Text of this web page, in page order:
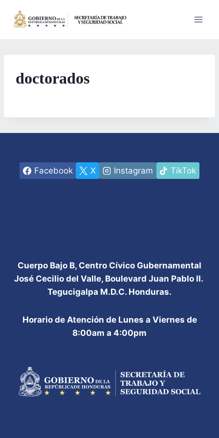
doctorados
Facebook X Instagram TikTok
Cuerpo Bajo B, Centro Cívico Gubernamental
José Cecilio del Valle, Boulevard Juan Pablo II.
Tegucigalpa M.D.C. Honduras.
Horario de Atención de Lunes a Viernes de
8:00am a 4:00pm